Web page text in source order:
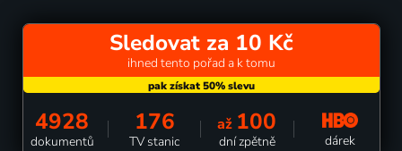
Sledovat za 10 Kč
ihned tento pořad a k tomu
4928
dokumentů
176
TV stanic
až 100
dní zpětně dárek